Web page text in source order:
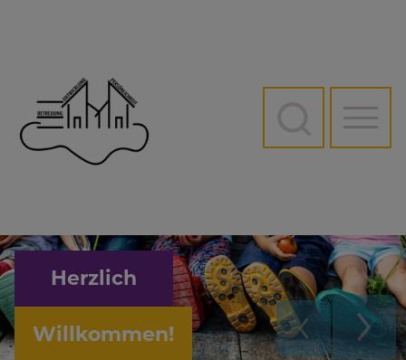
Herzlich
Willkommen!